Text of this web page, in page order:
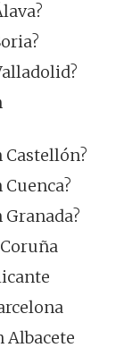
Castellón?
Cuenca?
Granada?
Albacete